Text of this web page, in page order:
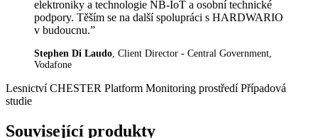
elektroniky a technologie NB-IoT a osobní technické
podpory. Těším se na další spolupráci s HARDWARIO
v budoucnu.”
Stephen Di Laudo , Client Director - Central Government,
Vodafone
LesnictvíCHESTER Platform Monitoring prostředíPřípadová
studie
Související produkty